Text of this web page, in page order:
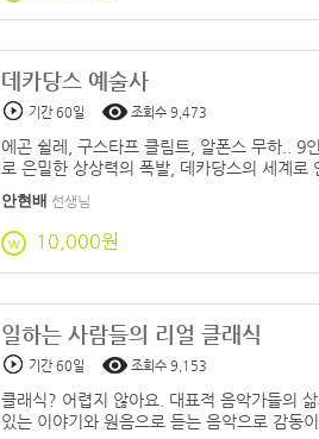
데카당스 예술사
기간 60일 조회수 9,473
에곤 쉴레, 구스타프 클림트, 알폰스 무하.. 9
로 은밀한 상상력의 폭발, 데카당스의 세계로
안현배 선생님
10,000원
일하는 사람들의 리얼 클래식
기간 60일 조회수 9,153
클래식? 어렵지 않아요. 대표적 음악가들의
있는 이야기와 원음으로 듣는 음악으로 감동